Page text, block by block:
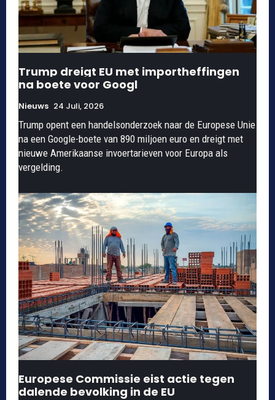
Trump dreigt EU met importheffingen
na boete voor Googl
Nieuws 24 Juli, 2026
Trump opent een handelsonderzoek naar de Europese Unie
na een Google-boete van 890 miljoen euro en dreigt met
nieuwe Amerikaanse invoertarieven voor Europa als
vergelding.
Europese Commissie eist actie tegen
dalende bevolking in de EU